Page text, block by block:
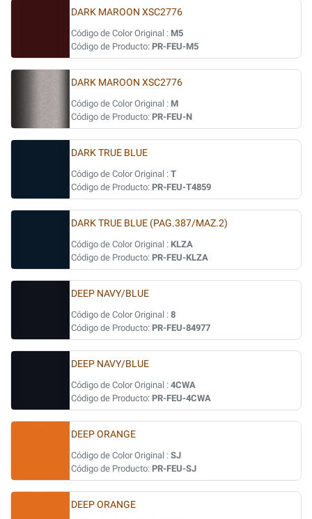
DARK MAROON XSC2776
Código de Color Original : M5
Código de Producto: PR-FEU-M5
DARK MAROON XSC2776
Código de Color Original : M
Código de Producto: PR-FEU-N
DARK TRUE BLUE
Código de Color Original : T
Código de Producto: PR-FEU-T4859
DARK TRUE BLUE (PAG.387/MAZ.2)
Código de Color Original : KLZA
Código de Producto: PR-FEU-KLZA
DEEP NAVY/BLUE
Código de Color Original : 8
Código de Producto: PR-FEU-84977
DEEP NAVY/BLUE
Código de Color Original : 4CWA
Código de Producto: PR-FEU-4CWA
DEEP ORANGE
Código de Color Original : SJ
Código de Producto: PR-FEU-SJ
DEEP ORANGE